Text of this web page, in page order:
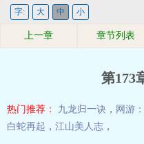
玄幻奇幻
科幻灵异 网游竞技
收藏榜单
字: 大 中 小
上一章 章节列表
第173
热门推荐： 九龙归一诀 ， 网游
白蛇再起 ， 江山美人志 ，